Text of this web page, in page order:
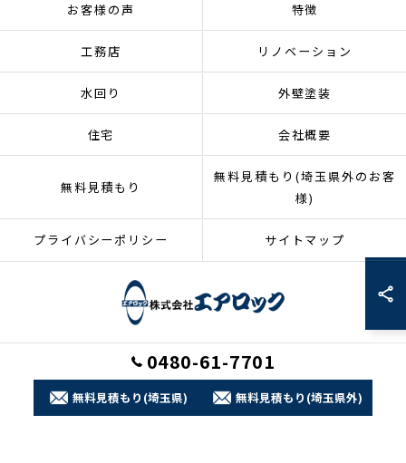
0480-61-7701
無料見積もり(埼玉県) 無料見積もり(埼玉県外)
お客様の声 特徴
工務店 リノベーション
水回り 外壁塗装
住宅 会社概要
無料見積もり
無料見積もり(埼玉県外のお客
様)
プライバシーポリシー サイトマップ
© 2026 埼玉県加須市のリフォームなら株式会社エアロック ALL RIGHTS
RESERVED.